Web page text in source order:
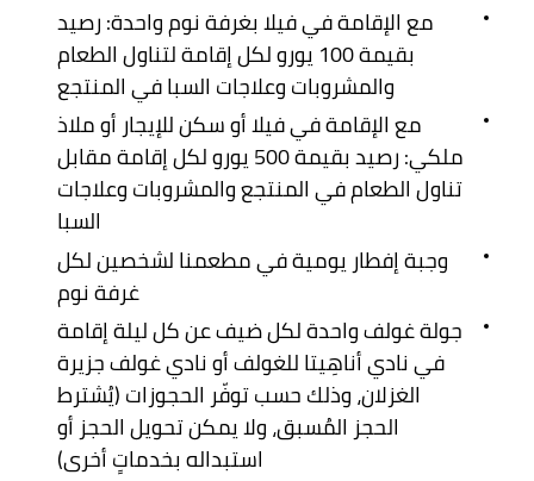
مع الإقامة في فيلا بغرفة نوم واحدة: رصيد
بقيمة 100 يورو لكل إقامة لتناول الطعام
والمشروبات وعلاجات السبا في المنتجع
مع الإقامة في فيلا أو سكن للإيجار أو ملاذ
ملكي: رصيد بقيمة 500 يورو لكل إقامة مقابل
تناول الطعام في المنتجع والمشروبات وعلاجات
السبا
وجبة إفطار يومية في مطعمنا لشخصين لكل
غرفة نوم
جولة غولف واحدة لكل ضيف عن كل ليلة إقامة
في نادي أناهِيتا للغولف أو نادي غولف جزيرة
الغزلان، وذلك حسب توفّر الحجوزات (يُشترط
الحجز المُسبق، ولا يمكن تحويل الحجز أو
استبداله بخدماتٍ أخرى)